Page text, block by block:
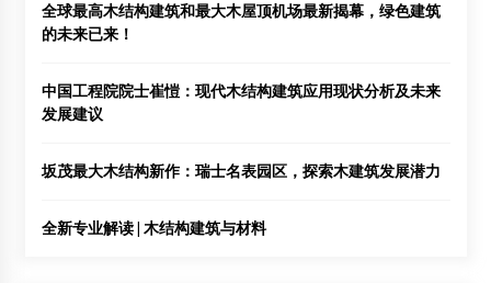
全球最高木结构建筑和最大木屋顶机场最新揭幕，绿色建筑
的未来已来！
中国工程院院士崔愷：现代木结构建筑应用现状分析及未来
发展建议
坂茂最大木结构新作：瑞士名表园区，探索木建筑发展潜力
全新专业解读 | 木结构建筑与材料